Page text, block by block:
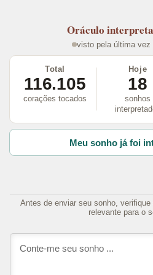
Oráculo interpreta
visto pela última vez
Total
116.105
corações tocados
Hoje
18
sonhos
Meu sonho já foi
Antes de enviar seu sonho,
relevante para o